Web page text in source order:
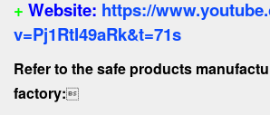
+ Website: https://
v=Pj1RtI49aRk&t=71s
Refer to the safe products
factory: